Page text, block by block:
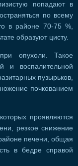
попадают в
по всему
в районе 70-75 %,
образуют цисту.
опухоли. Такое
и воспалительной
пузырьков,
почкованием
проявляются
резкое снижение
печени, общая
в бедре справой